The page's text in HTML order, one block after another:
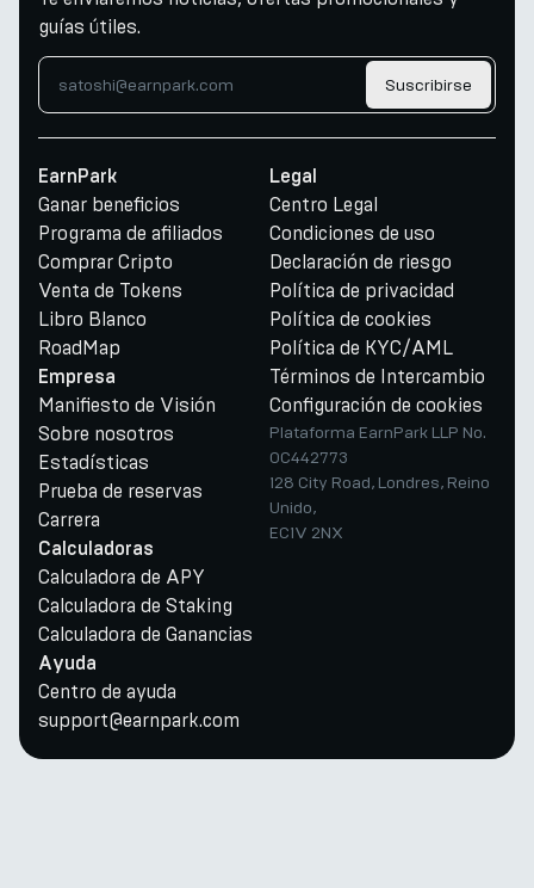
guías útiles.
Suscribirse
EarnPark
Ganar beneficios
Programa de afiliados
Comprar Cripto
Venta de Tokens
Libro Blanco
RoadMap
Empresa
Manifiesto de Visión
Sobre nosotros
Estadísticas
Prueba de reservas
Carrera
Calculadoras
Calculadora de APY
Calculadora de Staking
Calculadora de Ganancias
Ayuda
Centro de ayuda
support@earnpark.com
Legal
Centro Legal
Condiciones de uso
Declaración de riesgo
Política de privacidad
Política de cookies
Política de KYC/AML
Términos de Intercambio
Configuración de cookies
Plataforma EarnPark LLP No.
OC442773
128 City Road, Londres, Reino
Unido,
EC1V 2NX